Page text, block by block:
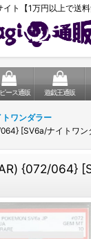
ト【1万円以上で送料
ース通販 遊戯王通販
トワンダラー
064} [SV6a/ナイトワ
{072/064}